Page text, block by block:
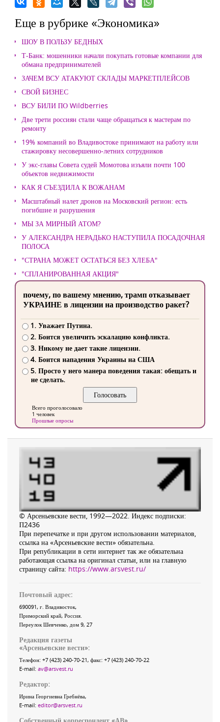
Еще в рубрике «Экономика»
ШОУ В ПОЛЬЗУ БЕДНЫХ
Т-Банк: мошенники начали покупать готовые компании для
обмана предпринимателей
ЗАЧЕМ ВСУ АТАКУЮТ СКЛАДЫ МАРКЕТПЛЕЙСОВ
СВОЙ БИЗНЕС
ВСУ БИЛИ ПО Wildberries
Две трети россиян стали чаще обращаться к мастерам по
ремонту
19% компаний во Владивостоке принимают на работу или
стажировку несовершенно-летних сотрудников
У экс-главы Совета судей Момотова изъяли почти 100
объектов недвижимости
КАК Я СЪЕЗДИЛА К ВОЖАНАМ
Масштабный налет дронов на Московский регион: есть
погибшие и разрушения
МЫ ЗА МИРНЫЙ АТОМ?
У АЛЕКСАНДРА НЕРАДЬКО НАСТУПИЛА ПОСАДОЧНАЯ
ПОЛОСА
"СТРАНА МОЖЕТ ОСТАТЬСЯ БЕЗ ХЛЕБА"
"СПЛАНИРОВАННАЯ АКЦИЯ"
почему, по вашему мнению, трамп отказывает
УКРАИНЕ в лицензии на производство ракет?
1. Уважает Путина.
2. Боится увеличить эскалацию конфликта.
3. Никому не дает такие лицензии.
4. Боится нападения Украины на США
5. Просто у него манера поведения такая: обещать и
не сделать.
Всего проголосовало
1 человек
Прошлые опросы
© Арсеньевские вести, 1992—2022. Индекс подписки:
П2436
При перепечатке и при другом использовании материалов,
ссылка на «Арсеньевские вести» обязательна.
При републикации в сети интернет так же обязательна
работающая ссылка на оригинал статьи, или на главную
страницу сайта: https://www.arsvest.ru/
Почтовый адрес:
690091, г. Владивосток,
Приморский край, Россия
Переулок Шевченко, дом 9, 27
Редакция газеты
«Арсеньевские вести»:
Телефон: +7 (423) 240-70-21, факс: +7 (423) 240-70-22
E-mail: av@arsvest.ru
Редактор:
Ирина Георгиевна Гребнёва,
E-mail: editor@arsvest.ru
Собственный корреспондент «АВ»